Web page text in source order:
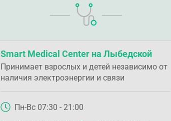
Smart Medical Center на Лыбедской
Принимает взрослых и детей независимо от
наличия электроэнергии и связи
Пн-Вс 07:30 - 21:00